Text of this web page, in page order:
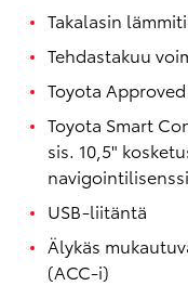
Takalasin
Tehdastakuu
Toyota
Toyota Smart
sis. 10,5"
USB-liitäntä
Älykäs
(ACC-i)